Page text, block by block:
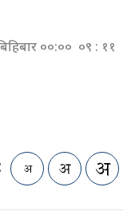
००:०० ०९ : ११